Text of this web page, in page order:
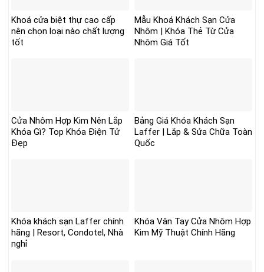
Khoá cửa biệt thự cao cấp
nên chọn loại nào chất lượng
tốt
Mẫu Khoá Khách Sạn Cửa
Nhôm | Khóa Thẻ Từ Cửa
Nhôm Giá Tốt
Cửa Nhôm Hợp Kim Nên Lắp
Khóa Gì? Top Khóa Điện Tử
Đẹp
Bảng Giá Khóa Khách Sạn
Laffer | Lắp & Sửa Chữa Toàn
Quốc
Khóa khách sạn Laffer chính
hãng | Resort, Condotel, Nhà
nghỉ
Khóa Vân Tay Cửa Nhôm Hợp
Kim Mỹ Thuật Chính Hãng